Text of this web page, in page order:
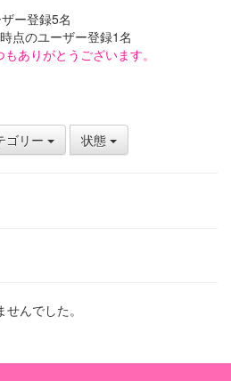
ー登録5名
点のユーザー登録1名
ありがとうございます。
ゴリー 状態
んでした。